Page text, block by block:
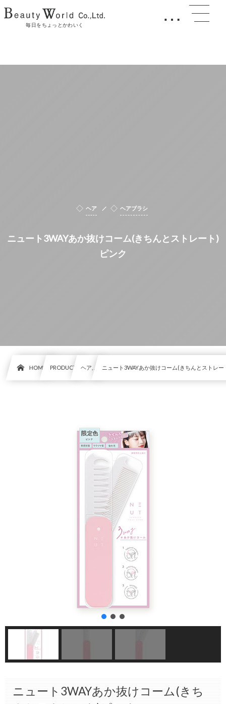
毎日をちょっとかわいく …
ヘア ヘアブラシ
ニュート3WAYあか抜けコーム(きちんとストレート)
ピンク
HOME PRODUCT ヘア, … ニュート3WAYあか抜けコーム(きちんとストレー
ニュート3WAYあか抜けコーム(きち